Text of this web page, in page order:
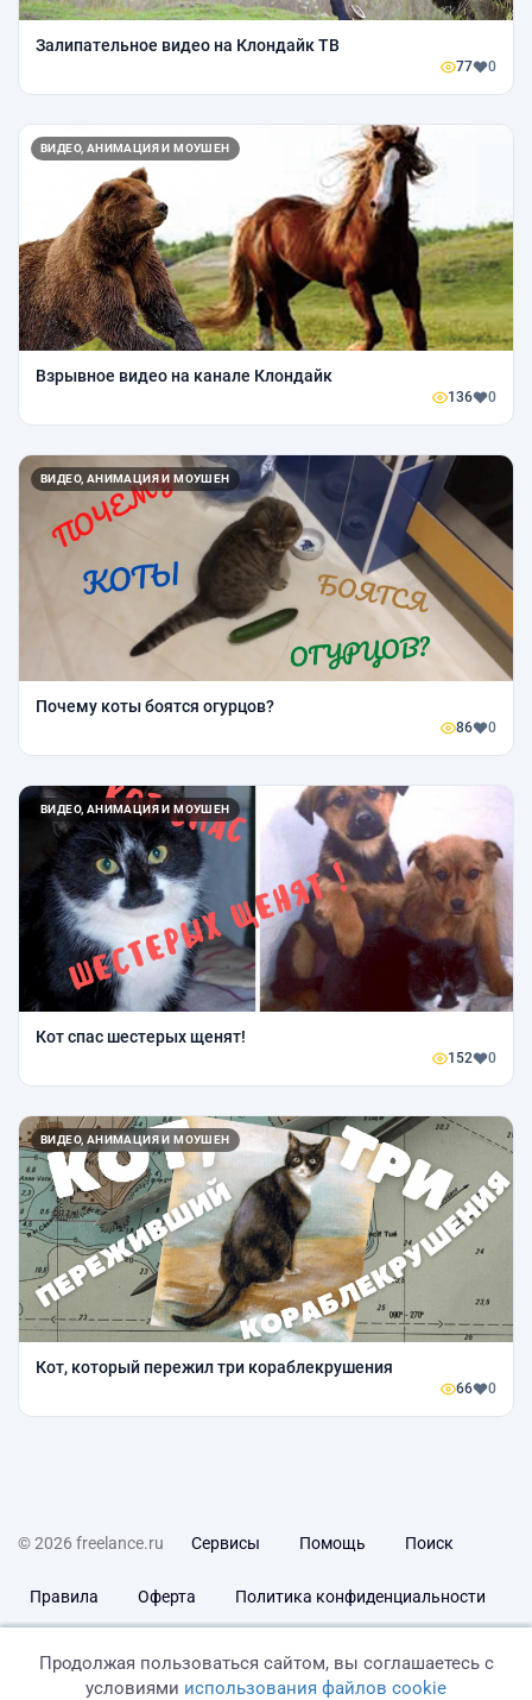
Залипательное видео на Клондайк ТВ
77 0
ВИДЕО, АНИМАЦИЯ И МОУШЕН
Взрывное видео на канале Клондайк
136 0
ВИДЕО, АНИМАЦИЯ И МОУШЕН
Почему коты боятся огурцов?
86 0
ВИДЕО, АНИМАЦИЯ И МОУШЕН
Кот спас шестерых щенят!
152 0
ВИДЕО, АНИМАЦИЯ И МОУШЕН
Кот, который пережил три кораблекрушения
66 0
© 2026 freelance.ru Сервисы Помощь Поиск
Правила Оферта Политика конфиденциальности
Продолжая пользоваться сайтом, вы соглашаетесь с
условиями использования файлов cookie